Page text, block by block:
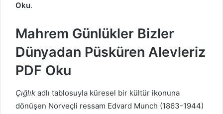
Oku.
Mahrem Günlükler Bizler
Dünyadan Püsküren Alevleriz
PDF Oku
Çığlık adlı tablosuyla küresel bir kültür ikonuna
dönüşen Norveçli ressam Edvard Munch (1863-1944)